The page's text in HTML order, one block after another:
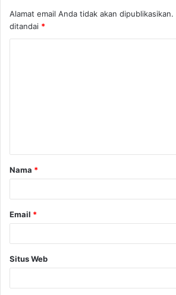
Alamat email Anda tidak akan dipublikasikan.
ditandai *
Nama *
Email *
Situs Web